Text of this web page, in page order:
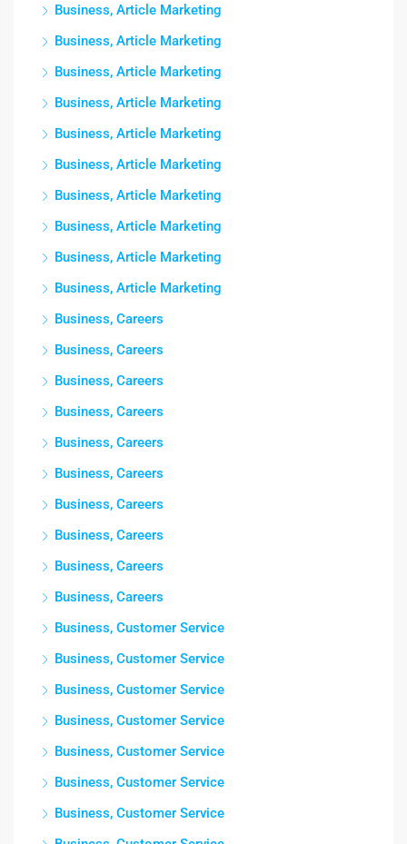
Business, Article Marketing
Business, Article Marketing
Business, Article Marketing
Business, Article Marketing
Business, Article Marketing
Business, Article Marketing
Business, Article Marketing
Business, Article Marketing
Business, Article Marketing
Business, Article Marketing
Business, Careers
Business, Careers
Business, Careers
Business, Careers
Business, Careers
Business, Careers
Business, Careers
Business, Careers
Business, Careers
Business, Careers
Business, Customer Service
Business, Customer Service
Business, Customer Service
Business, Customer Service
Business, Customer Service
Business, Customer Service
Business, Customer Service